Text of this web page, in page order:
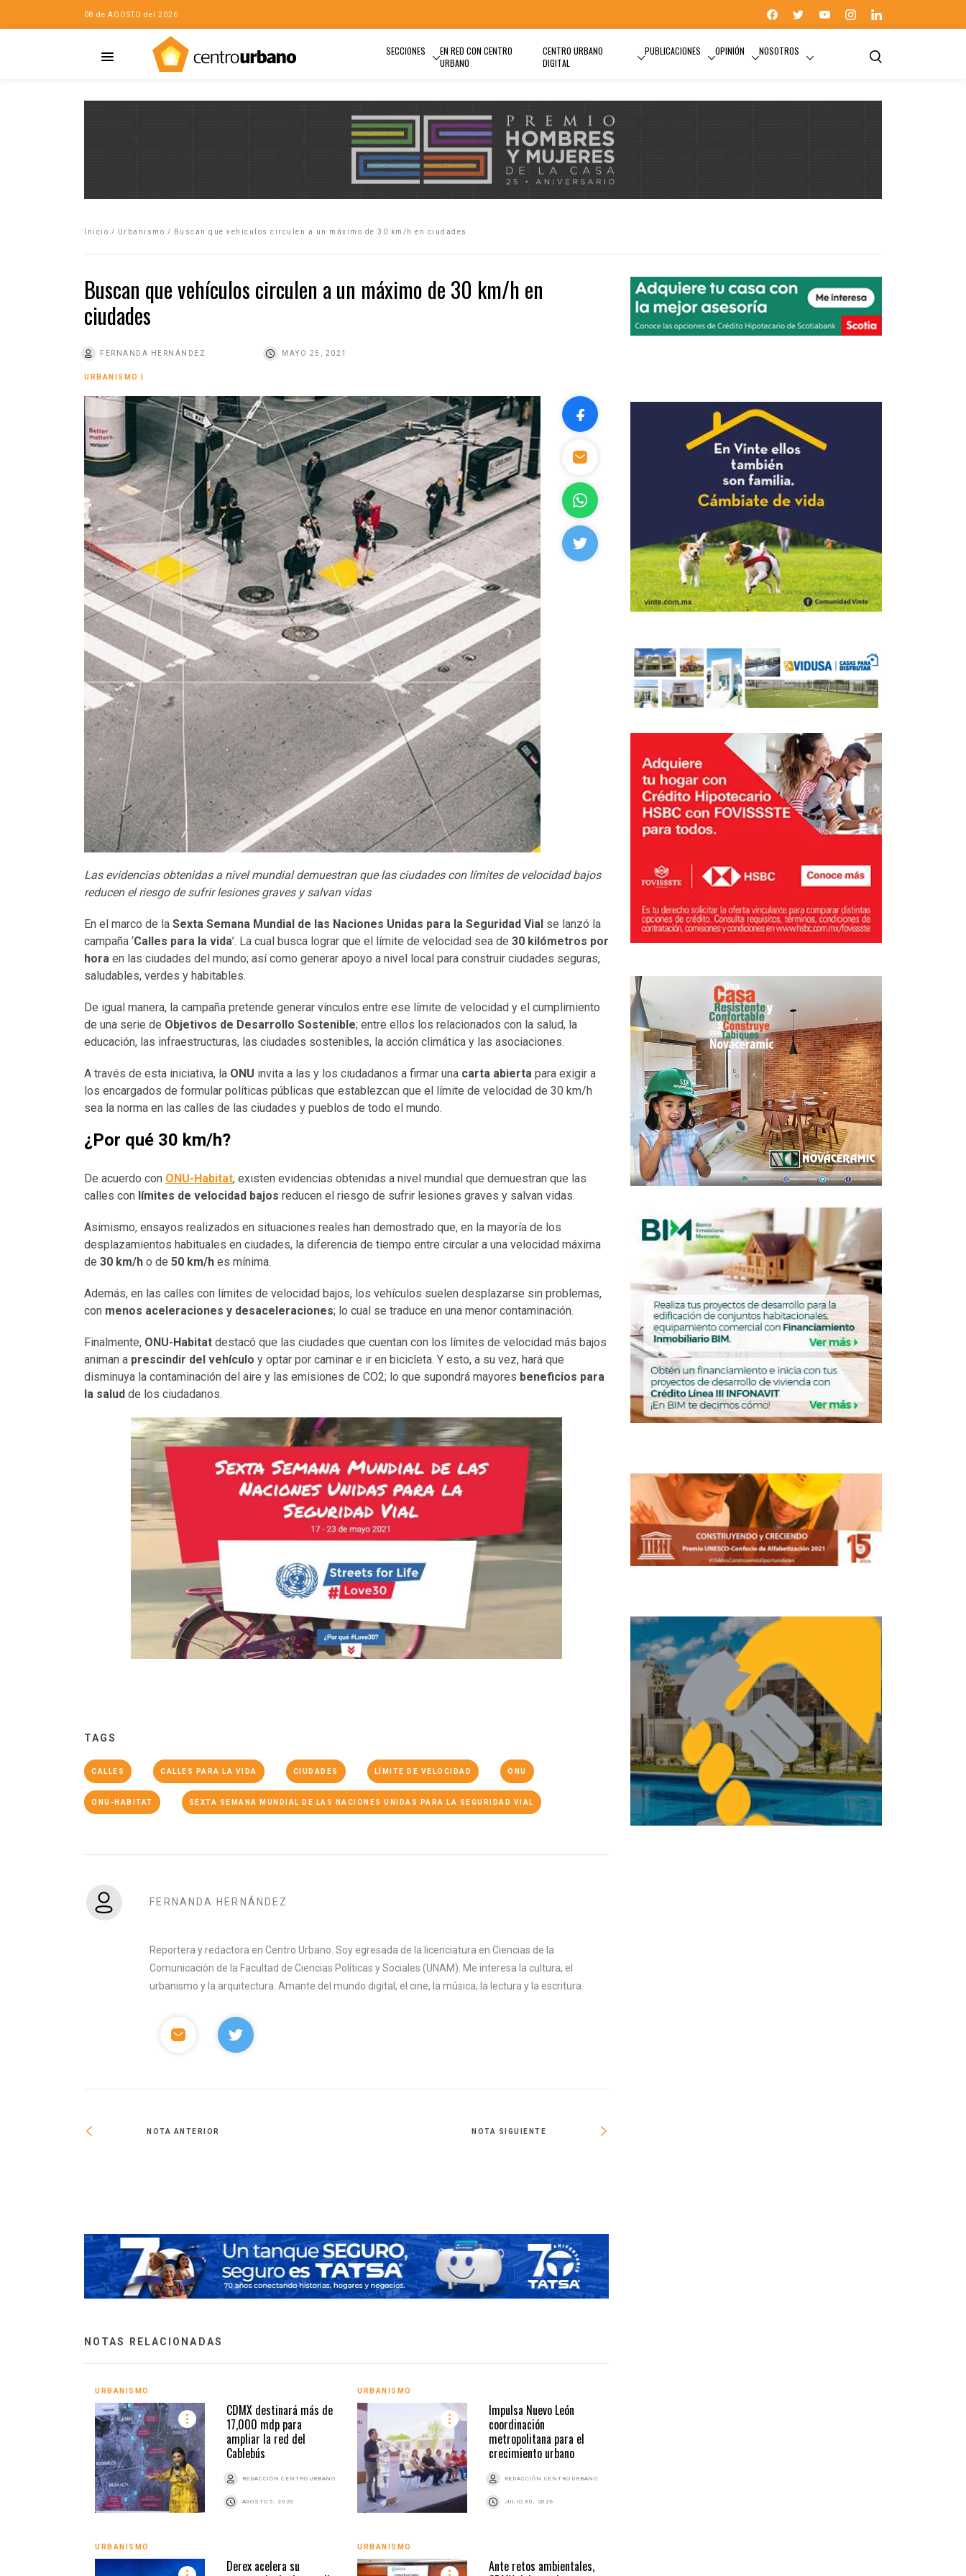
08 de AGOSTO del 2026
SECCIONES
EN RED CON CENTRO
URBANO
CENTRO URBANO
DIGITAL
PUBLICACIONES OPINIÓN NOSOTROS
Inicio / Urbanismo / Buscan que vehículos circulen a un máximo de 30 km/h en ciudades
Buscan que vehículos circulen a un máximo de 30 km/h en
ciudades
FERNANDA HERNÁNDEZ MAYO 25, 2021
URBANISMO
Las evidencias obtenidas a nivel mundial demuestran que las ciudades con límites de velocidad bajos
reducen el riesgo de sufrir lesiones graves y salvan vidas
En el marco de la Sexta Semana Mundial de las Naciones Unidas para la Seguridad Vial se lanzó la
campaña ‘Calles para la vida’. La cual busca lograr que el límite de velocidad sea de 30 kilómetros por
hora en las ciudades del mundo; así como generar apoyo a nivel local para construir ciudades seguras,
saludables, verdes y habitables.
De igual manera, la campaña pretende generar vínculos entre ese límite de velocidad y el cumplimiento
de una serie de Objetivos de Desarrollo Sostenible; entre ellos los relacionados con la salud, la
educación, las infraestructuras, las ciudades sostenibles, la acción climática y las asociaciones.
A través de esta iniciativa, la ONU invita a las y los ciudadanos a firmar una carta abierta para exigir a
los encargados de formular políticas públicas que establezcan que el límite de velocidad de 30 km/h
sea la norma en las calles de las ciudades y pueblos de todo el mundo.
¿Por qué 30 km/h?
De acuerdo con ONU-Habitat, existen evidencias obtenidas a nivel mundial que demuestran que las
calles con límites de velocidad bajos reducen el riesgo de sufrir lesiones graves y salvan vidas.
Asimismo, ensayos realizados en situaciones reales han demostrado que, en la mayoría de los
desplazamientos habituales en ciudades, la diferencia de tiempo entre circular a una velocidad máxima
de 30 km/h o de 50 km/h es mínima.
Además, en las calles con límites de velocidad bajos, los vehículos suelen desplazarse sin problemas,
con menos aceleraciones y desaceleraciones; lo cual se traduce en una menor contaminación.
Finalmente, ONU-Habitat destacó que las ciudades que cuentan con los límites de velocidad más bajos
animan a prescindir del vehículo y optar por caminar e ir en bicicleta. Y esto, a su vez, hará que
disminuya la contaminación del aire y las emisiones de CO2; lo que supondrá mayores beneficios para
la salud de los ciudadanos.
TAGS
CALLES CALLES PARA LA VIDA CIUDADES LÍMITE DE VELOCIDAD ONU
ONU-HABITAT SEXTA SEMANA MUNDIAL DE LAS NACIONES UNIDAS PARA LA SEGURIDAD VIAL
FERNANDA HERNÁNDEZ
Reportera y redactora en Centro Urbano. Soy egresada de la licenciatura en Ciencias de la
Comunicación de la Facultad de Ciencias Políticas y Sociales (UNAM). Me interesa la cultura, el
urbanismo y la arquitectura. Amante del mundo digital, el cine, la música, la lectura y la escritura.
NOTA ANTERIOR NOTA SIGUIENTE
NOTAS RELACIONADAS
URBANISMO
CDMX destinará más de
17,000 mdp para
ampliar la red del
Cablebús
REDACCIÓN CENTRO URBANO
AGOSTO 5, 2026
URBANISMO
Impulsa Nuevo León
coordinación
metropolitana para el
crecimiento urbano
REDACCIÓN CENTRO URBANO
JULIO 30, 2026
URBANISMO
Derex acelera su
URBANISMO
Ante retos ambientales,